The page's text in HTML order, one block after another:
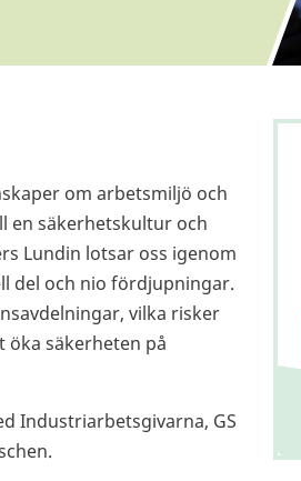
om arbetsmiljö och
en säkerhetskultur och
Lundin lotsar oss igenom
del och nio fördjupningar.
vilka risker
öka säkerheten på
Industriarbetsgivarna, GS